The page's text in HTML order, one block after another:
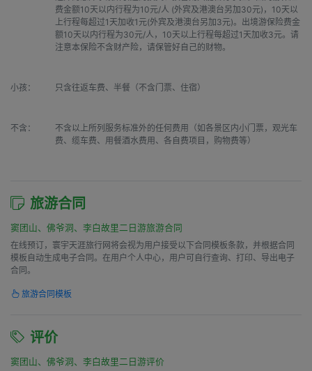
费金额10天以内行程为10元/人 (外宾及港澳台另加30元)，10天以
上行程每超过1天加收1元(外宾及港澳台另加3元)。出境游保险费金
额10天以内行程为30元/人，10天以上行程每超过1天加收3元。请
注意本保险不含财产险，请保管好自己的财物。
小孩： 只含往返车费、半餐（不含门票、住宿）
不含：
不含以上所列服务标准外的任何费用（如各景区内小门票，观光车
费、缆车费、用餐酒水费用、各自费项目，购物费等）
旅游合同
窦团山、佛爷洞、李白故里二日游旅游合同
在线预订，寰宇天涯旅行网将会视为用户接受以下合同模板条款，并根据合同
模板自动生成电子合同。在用户个人中心，用户可自行查询、打印、导出电子
合同。
旅游合同模板
评价
窦团山、佛爷洞、李白故里二日游评价